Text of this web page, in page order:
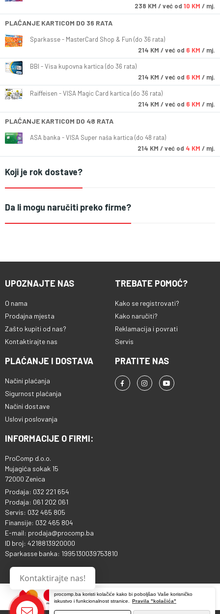
procomp.ba koristi kolačiće kako bi poboljšao Vaše korisničko
iskustvo i funkcionalnost stranice.
Pravila "kolačića"
238 KM / već od 10 KM / mj.
PLAĆANJE KARTICOM DO 36 RATA
Sparkasse - MasterCard Shop & Fun (do 36 rata)
214 KM / već od 6 KM / mj.
BBI - Visa kupovna kartica (do 36 rata)
214 KM / već od 6 KM / mj.
Raiffeisen - VISA Magic Card kartica (do 36 rata)
214 KM / već od 6 KM / mj.
PLAĆANJE KARTICOM DO 48 RATA
ASA banka - VISA Super naša kartica (do 48 rata)
214 KM / već od 4 KM / mj.
Koji je rok dostave?
Da li mogu naručiti preko firme?
UPOZNAJTE NAS
O nama
Prodajna mjesta
Zašto kupiti od nas?
Kontaktirajte nas
TREBATE POMOĆ?
Kako se registrovati?
Kako naručiti?
Reklamacija i povrati
Servis
PLAĆANJE I DOSTAVA
Načini plaćanja
Sigurnost plaćanja
Načini dostave
Uslovi poslovanja
PRATITE NAS
INFORMACIJE O FIRMI:
ProComp d.o.o.
Mujagića sokak 15
72000 Zenica
Prodaja: 032 221 654
Prodaja: 061 202 061
Servis: 032 465 805
Finansije: 032 465 804
E-mail: prodaja@procomp.ba
ID broj: 4218813920000
Sparkasse banka: 1995130039753810
Kontaktirajte nas!